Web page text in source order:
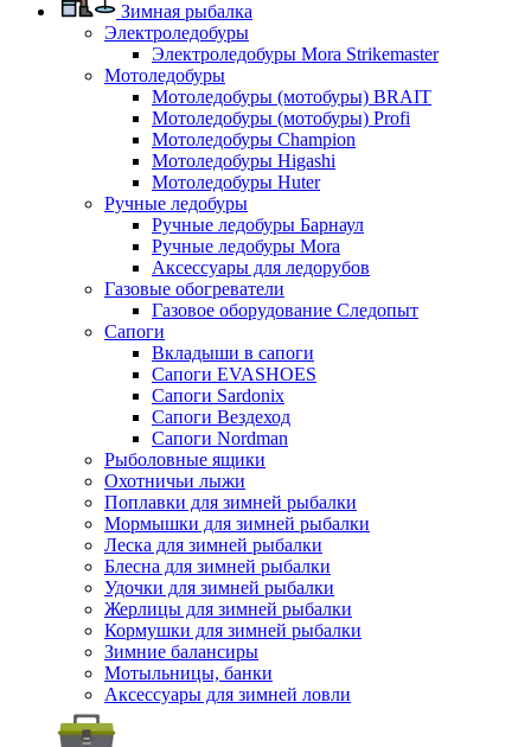
Зимная рыбалка
Электроледобуры
Электроледобуры Mora Strikemaster
Мотоледобуры
Мотоледобуры (мотобуры) BRAIT
Мотоледобуры (мотобуры) Profi
Мотоледобуры Champion
Мотоледобуры Higashi
Мотоледобуры Huter
Ручные ледобуры
Ручные ледобуры Барнаул
Ручные ледобуры Mora
Аксессуары для ледорубов
Газовые обогреватели
Газовое оборудование Следопыт
Сапоги
Вкладыши в сапоги
Сапоги EVASHOES
Сапоги Sardonix
Сапоги Вездеход
Сапоги Nordman
Рыболовные ящики
Охотничьи лыжи
Поплавки для зимней рыбалки
Мормышки для зимней рыбалки
Леска для зимней рыбалки
Блесна для зимней рыбалки
Удочки для зимней рыбалки
Жерлицы для зимней рыбалки
Кормушки для зимней рыбалки
Зимние балансиры
Мотыльницы, банки
Аксессуары для зимней ловли